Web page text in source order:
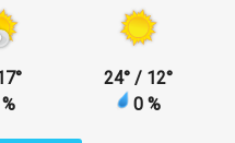
°
24° / 12°
0 %